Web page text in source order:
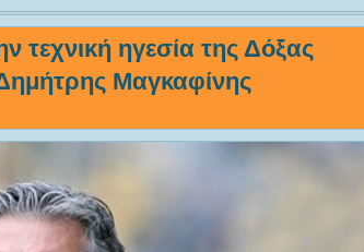
τεχνική ηγεσία της Δόξας
Μαγκαφίνης